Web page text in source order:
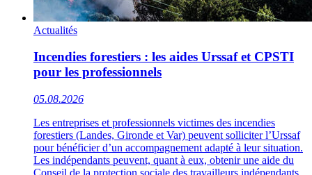
Actualités
Incendies forestiers : les aides Urssaf et CPSTI
pour les professionnels
05.08.2026
Les entreprises et professionnels victimes des incendies
forestiers (Landes, Gironde et Var) peuvent solliciter l’Urssaf
pour bénéficier d’un accompagnement adapté à leur situation.
Les indépendants peuvent, quant à eux, obtenir une aide du